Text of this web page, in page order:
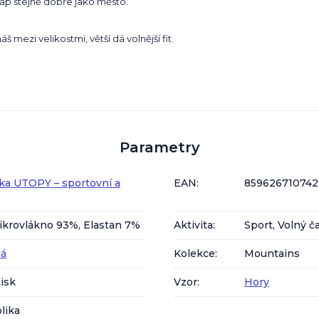
mezi velikostmi, větší dá volnější fit.
Parametry
UTOPY – sportovní a EAN:
93%, Elastan 7% Aktivita: Sport, Volný
Kolekce: Mountains
Vzor: Hory